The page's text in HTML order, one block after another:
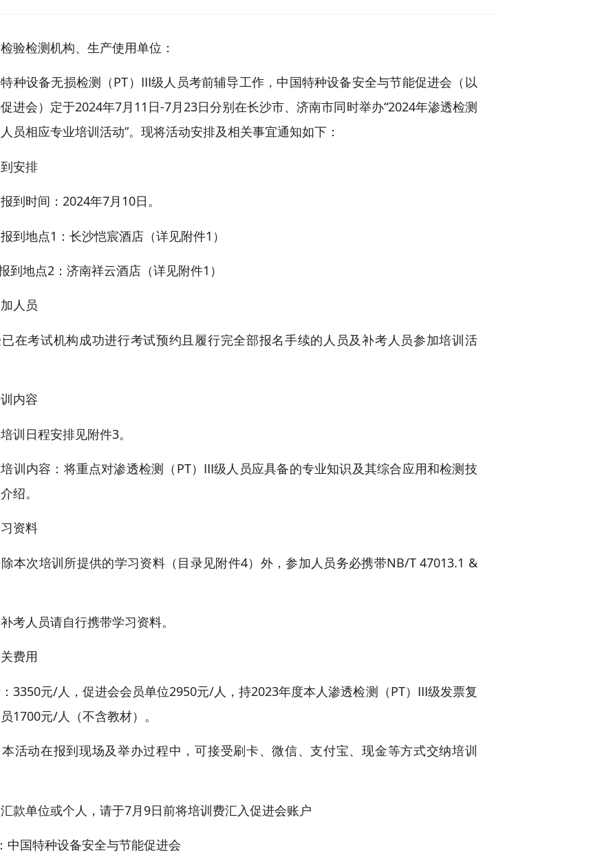
验检测机构、生产使用单位：
种设备无损检测（PT）Ⅲ级人员考前辅导工作，中国特种设备安全与节能促进会（以
进会）定于2024年7月11日-7月23日分别在长沙市、济南市同时举办“2024年渗透检测
人员相应专业培训活动”。现将活动安排及相关事宜通知如下：
安排
报到时间：2024年7月10日。
报到地点1：长沙恺宸酒店（详见附件1）
点2：济南祥云酒店（详见附件1）
人员
在考试机构成功进行考试预约且履行完全部报名手续的人员及补考人员参加培训活
内容
培训日程安排见附件3。
培训内容：将重点对渗透检测（PT）Ⅲ级人员应具备的专业知识及其综合应用和检测技
绍。
资料
除本次培训所提供的学习资料（目录见附件4）外，参加人员务必携带NB/T 47013.1 &
补考人员请自行携带学习资料。
费用
3350元/人，促进会会员单位2950元/人，持2023年度本人渗透检测（PT）Ⅲ级发票复
1700元/人（不含教材）。
本活动在报到现场及举办过程中，可接受刷卡、微信、支付宝、现金等方式交纳培训
汇款单位或个人，请于7月9日前将培训费汇入促进会账户
中国特种设备安全与节能促进会